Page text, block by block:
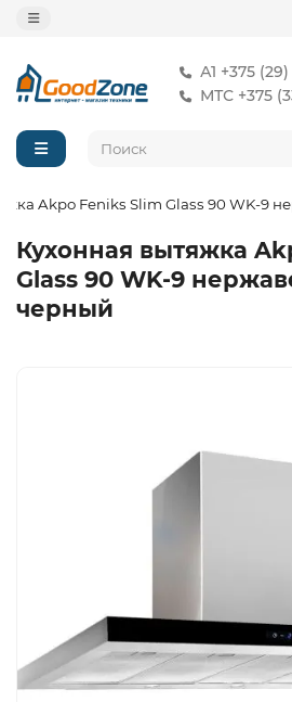
А1 +375
МТС +375
Akpo Feniks Slim Glass 90 WK-9
Кухонная вытяжка
Glass 90 WK-9
черный